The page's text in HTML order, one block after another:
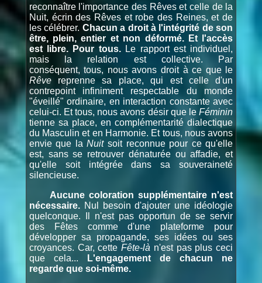
reconnaître l'importance des Rêves et celle de la
Nuit, écrin des Rêves et robe des Reines, et de
les célébrer. Chacun a droit à l'intégrité de son
être, plein, entier et non déformé. Et l'accès
est libre. Pour tous.Le rapport est individuel,
mais la relation est collective. Par
conséquent, tous, nous avons droit à ce que le
Rêvereprenne sa place, qui est celle d'un
contrepoint infiniment respectable du monde
"éveillé" ordinaire, en interaction constante avec
celui-ci. Et tous, nous avons désir que leFéminin
tienne sa place, en complémentarité dialectique
du Masculin et en Harmonie. Et tous, nous avons
envie que laNuitsoit reconnue pour ce qu'elle
est, sans se retrouver dénaturée ou affadie, et
qu'elle soit intégrée dans sa souveraineté
silencieuse.
Aucune coloration supplémentaire n'est
nécessaire.Nul besoin d'ajouter une idéologie
quelconque. Il n'est pas opportun de se servir
des Fêtes comme d'une plateforme pour
développer sa propagande, ses idées ou ses
croyances. Car, cetteFête-là n'est pas plus ceci
que cela...
L'engagement de chacun ne
regarde que soi-même.